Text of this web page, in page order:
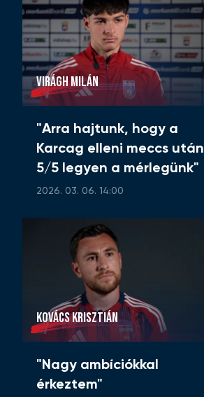
VIRÁGH MILÁN
"Arra hajtunk, hogy a
Karcag elleni meccs után
5/5 legyen a mérlegünk"
2026. 03. 06. 14:00
KOVÁCS KRISZTIÁN
"Nagy ambíciókkal
érkeztem"